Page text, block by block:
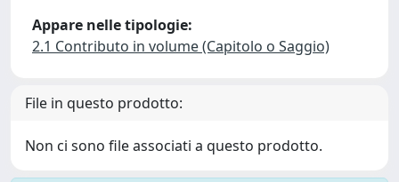
Appare nelle tipologie:
2.1 Contributo in volume (Capitolo o Saggio)
File in questo prodotto:
Non ci sono file associati a questo prodotto.